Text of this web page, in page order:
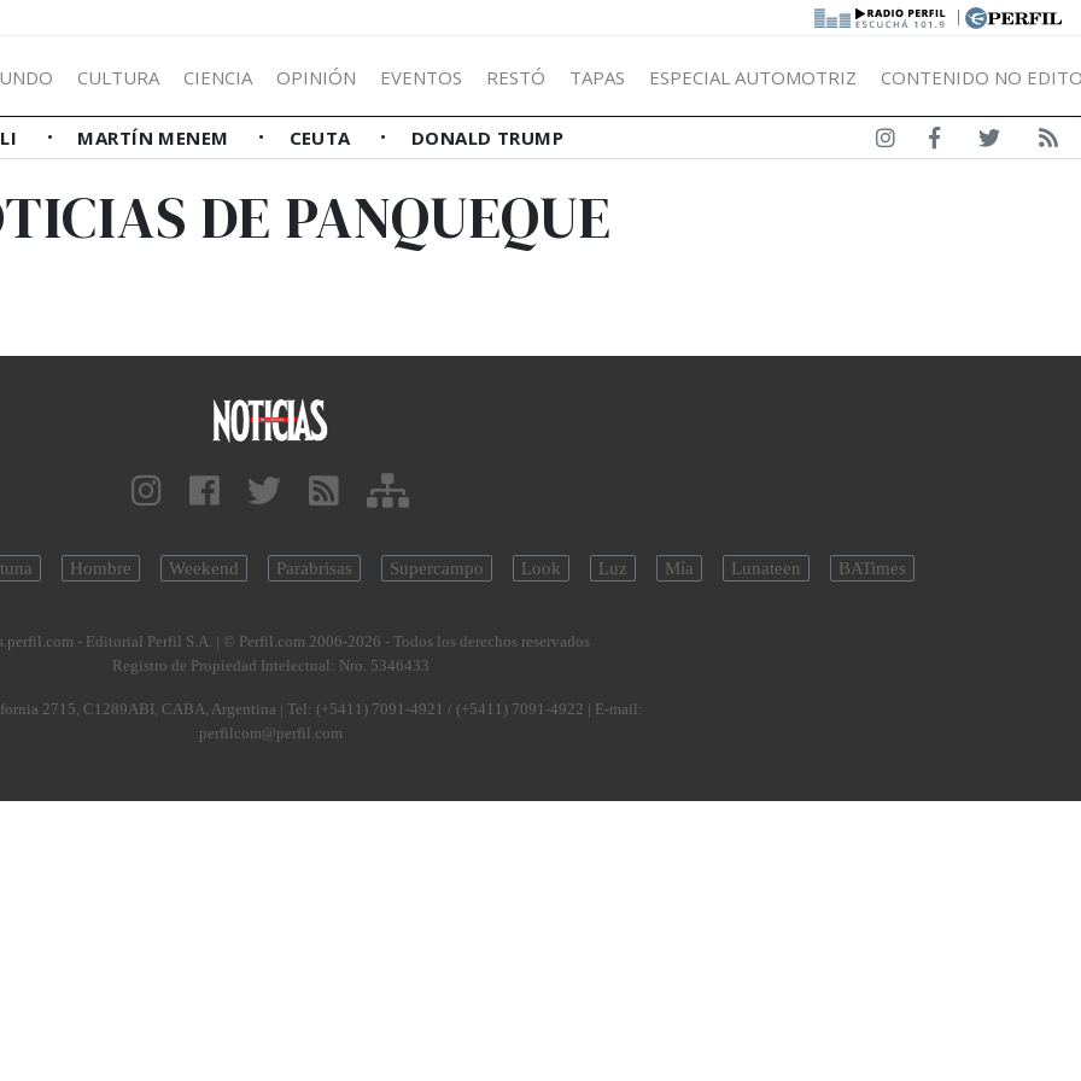
|
CULTURA CIENCIA OPINIÓN EVENTOS RESTÓ TAPAS ESPECIAL AUTOMOTRIZ CONTENIDO NO
MARTÍN MENEM CEUTA DONALD TRUMP
DE PANQUEQUE
Hombre Weekend Parabrisas Supercampo Look Luz Mía Lunateen BATimes
- Editorial Perfil S.A. | © Perfil.com 2006-2026 - Todos los derechos reservados
Registro de Propiedad Intelectual: Nro. 5346433
2715, C1289ABI, CABA, Argentina | Tel: (+5411) 7091-4921 / (+5411) 7091-4922 | E-mail:
perfilcom@perfil.com